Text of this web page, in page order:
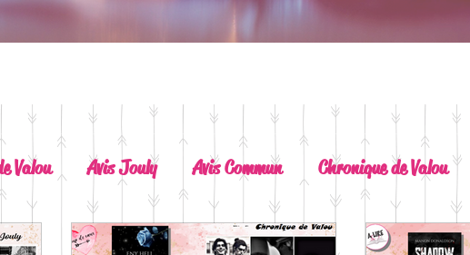
Valou Avis Jouly Avis Commun Chronique de Valou
A lire absolument Dépaysement assuré Lots of tears